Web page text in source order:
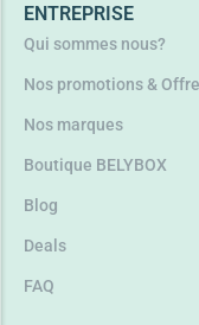
ENTREPRISE
Qui sommes nous?
Nos promotions &
Nos marques
Boutique BELYBOX
Blog
Deals
FAQ